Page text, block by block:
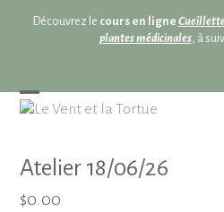
Découvrez le cours en ligne
plantes médicinales, à
Open
menu
Close
menu
Atelier 18/06/26
$0.00